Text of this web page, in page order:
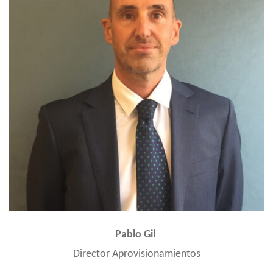
Pablo Gil
Director Aprovisionamientos